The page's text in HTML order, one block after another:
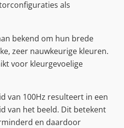
als
bekend om hun brede
zeer nauwkeurige kleuren.
voor kleurgevoelige
van 100Hz resulteert in een
van het beeld. Dit betekent
en daardoor